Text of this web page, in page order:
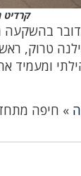
קרדיט
טרוק,
ומעמיד
» חיפה